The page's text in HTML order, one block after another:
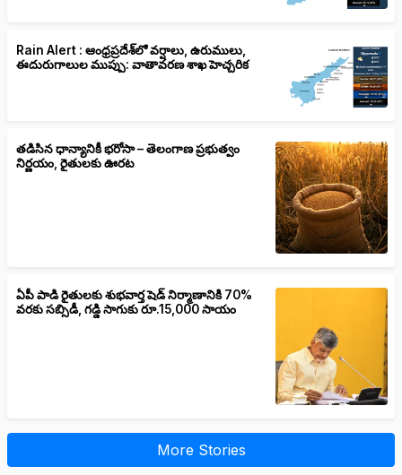
Rain Alert : ఆంధ్రప్రదేశ్‌లో వర్షాలు, ఉరుములు,
ఈదురుగాలుల ముప్పు: వాతావరణ శాఖ హెచ్చరిక
తడిసిన ధాన్యానికీ భరోసా – తెలంగాణ ప్రభుత్వం
నిర్ణయం, రైతులకు ఊరట
ఏపీ పాడి రైతులకు శుభవార్త షెడ్ నిర్మాణానికి 70%
వరకు సబ్సిడీ, గడ్డి సాగుకు రూ.15,000 సాయం
More Stories